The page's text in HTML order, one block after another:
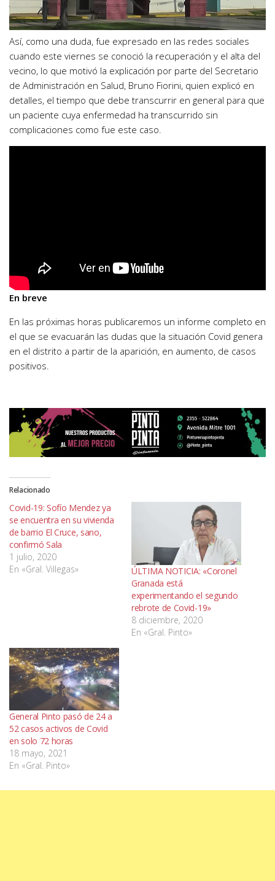
Así, como una duda, fue expresado en las redes sociales
cuando este viernes se conoció la recuperación y el alta del
vecino, lo que motivó la explicación por parte del Secretario
de Administración en Salud, Bruno Fiorini, quien explicó en
detalles, el tiempo que debe transcurrir en general para que
un paciente cuya enfermedad ha transcurrido sin
complicaciones como fue este caso.
En breve
En las próximas horas publicaremos un informe completo en
el que se evacuarán las dudas que la situación Covid genera
en el distrito a partir de la aparición, en aumento, de casos
positivos.
Relacionado
Covid-19: Sofío Mendez ya
se encuentra en su vivienda
de barrio El Cruce, sano,
confirmó Sala
1 julio, 2020
En «Gral. Villegas»
ÚLTIMA NOTICIA: «Coronel
Granada está
experimentando el segundo
rebrote de Covid-19»
8 diciembre, 2020
En «Gral. Pinto»
General Pinto pasó de 24 a
52 casos activos de Covid
en solo 72 horas
18 mayo, 2021
En «Gral. Pinto»